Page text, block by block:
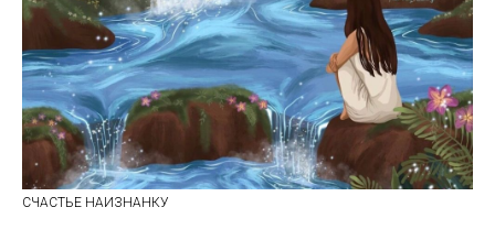
СЧАСТЬЕ НАИЗНАНКУ